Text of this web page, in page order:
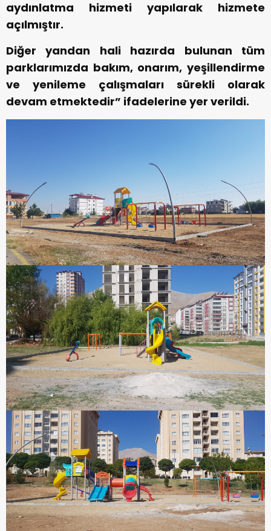
aydınlatma hizmeti yapılarak hizmete
açılmıştır.
Diğer yandan hali hazırda bulunan tüm
parklarımızda bakım, onarım, yeşillendirme
ve yenileme çalışmaları sürekli olarak
devam etmektedir” ifadelerine yer verildi.